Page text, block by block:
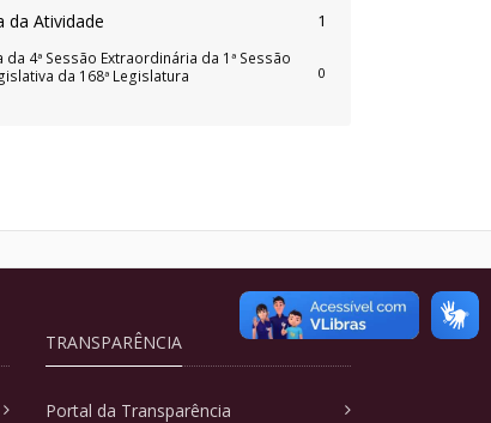
da Atividade 1
da 4ª Sessão Extraordinária da 1ª Sessão
da 168ª Legislatura
0
TRANSPARÊNCIA
Portal da Transparência